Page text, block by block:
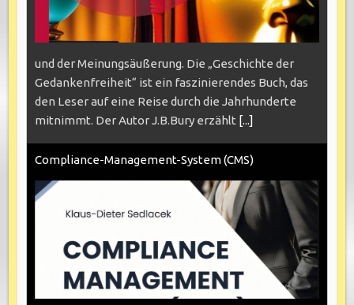
und der Meinungsäußerung. Die „Geschichte der
Gedankenfreiheit“ ist ein faszinierendes Buch, das
den Leser auf eine Reise durch die Jahrhunderte
mitnimmt. Der Autor J.B.Bury erzählt [...]
Compliance-Management-System (CMS)